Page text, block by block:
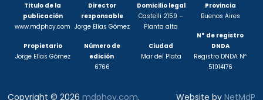
Titulo de la
publicación
www.mdphoy.com
Propietario
Jorge Elías Gómez
Director
responsable
Jorge Elías Gómez
Número de
edición
6766
Domicilio legal
Castelli 2159 –
Planta alta
Ciudad
Mar del Plata
Provincia
Buenos Aires
N° de registro
DNDA
Registro DNDA Nº
51014176
Copyright © 2026mdphoy.com. Website by NetMdP